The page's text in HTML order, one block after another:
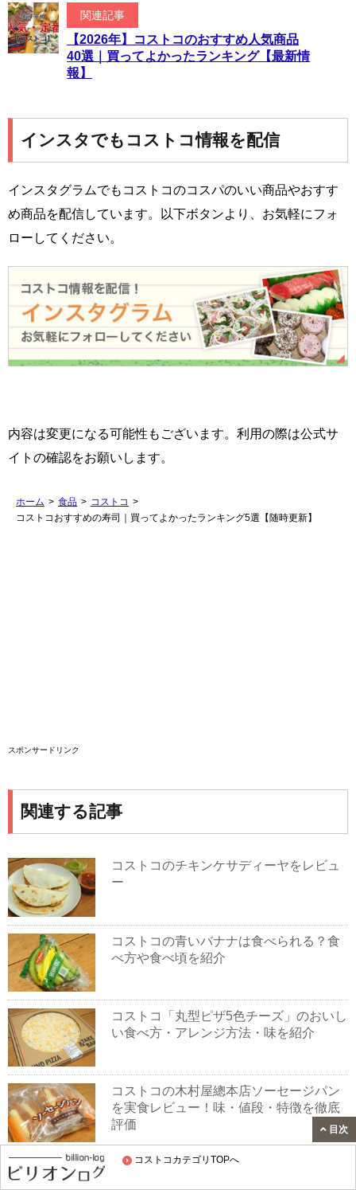
コストコカテゴリTOPへ
関連記事
【2026年】コストコのおすすめ人気商品
40選｜買ってよかったランキング【最新情
報】
インスタでもコストコ情報を配信
インスタグラムでもコストコのコスパのいい商品やおすす
め商品を配信しています。以下ボタンより、お気軽にフォ
ローしてください。
内容は変更になる可能性もございます。利用の際は公式サ
イトの確認をお願いします。
ホーム > 食品 > コストコ >
コストコおすすめの寿司｜買ってよかったランキング5選【随時更新】
スポンサードリンク
関連する記事
コストコのチキンケサディーヤをレビュ
ー
コストコの青いバナナは食べられる？食
べ方や食べ頃を紹介
コストコ「丸型ピザ5色チーズ」のおいし
い食べ方・アレンジ方法・味を紹介
コストコの木村屋總本店ソーセージパン
を実食レビュー！味・値段・特徴を徹底
評価
コストコの恵方巻を食べてみました｜4種
目次